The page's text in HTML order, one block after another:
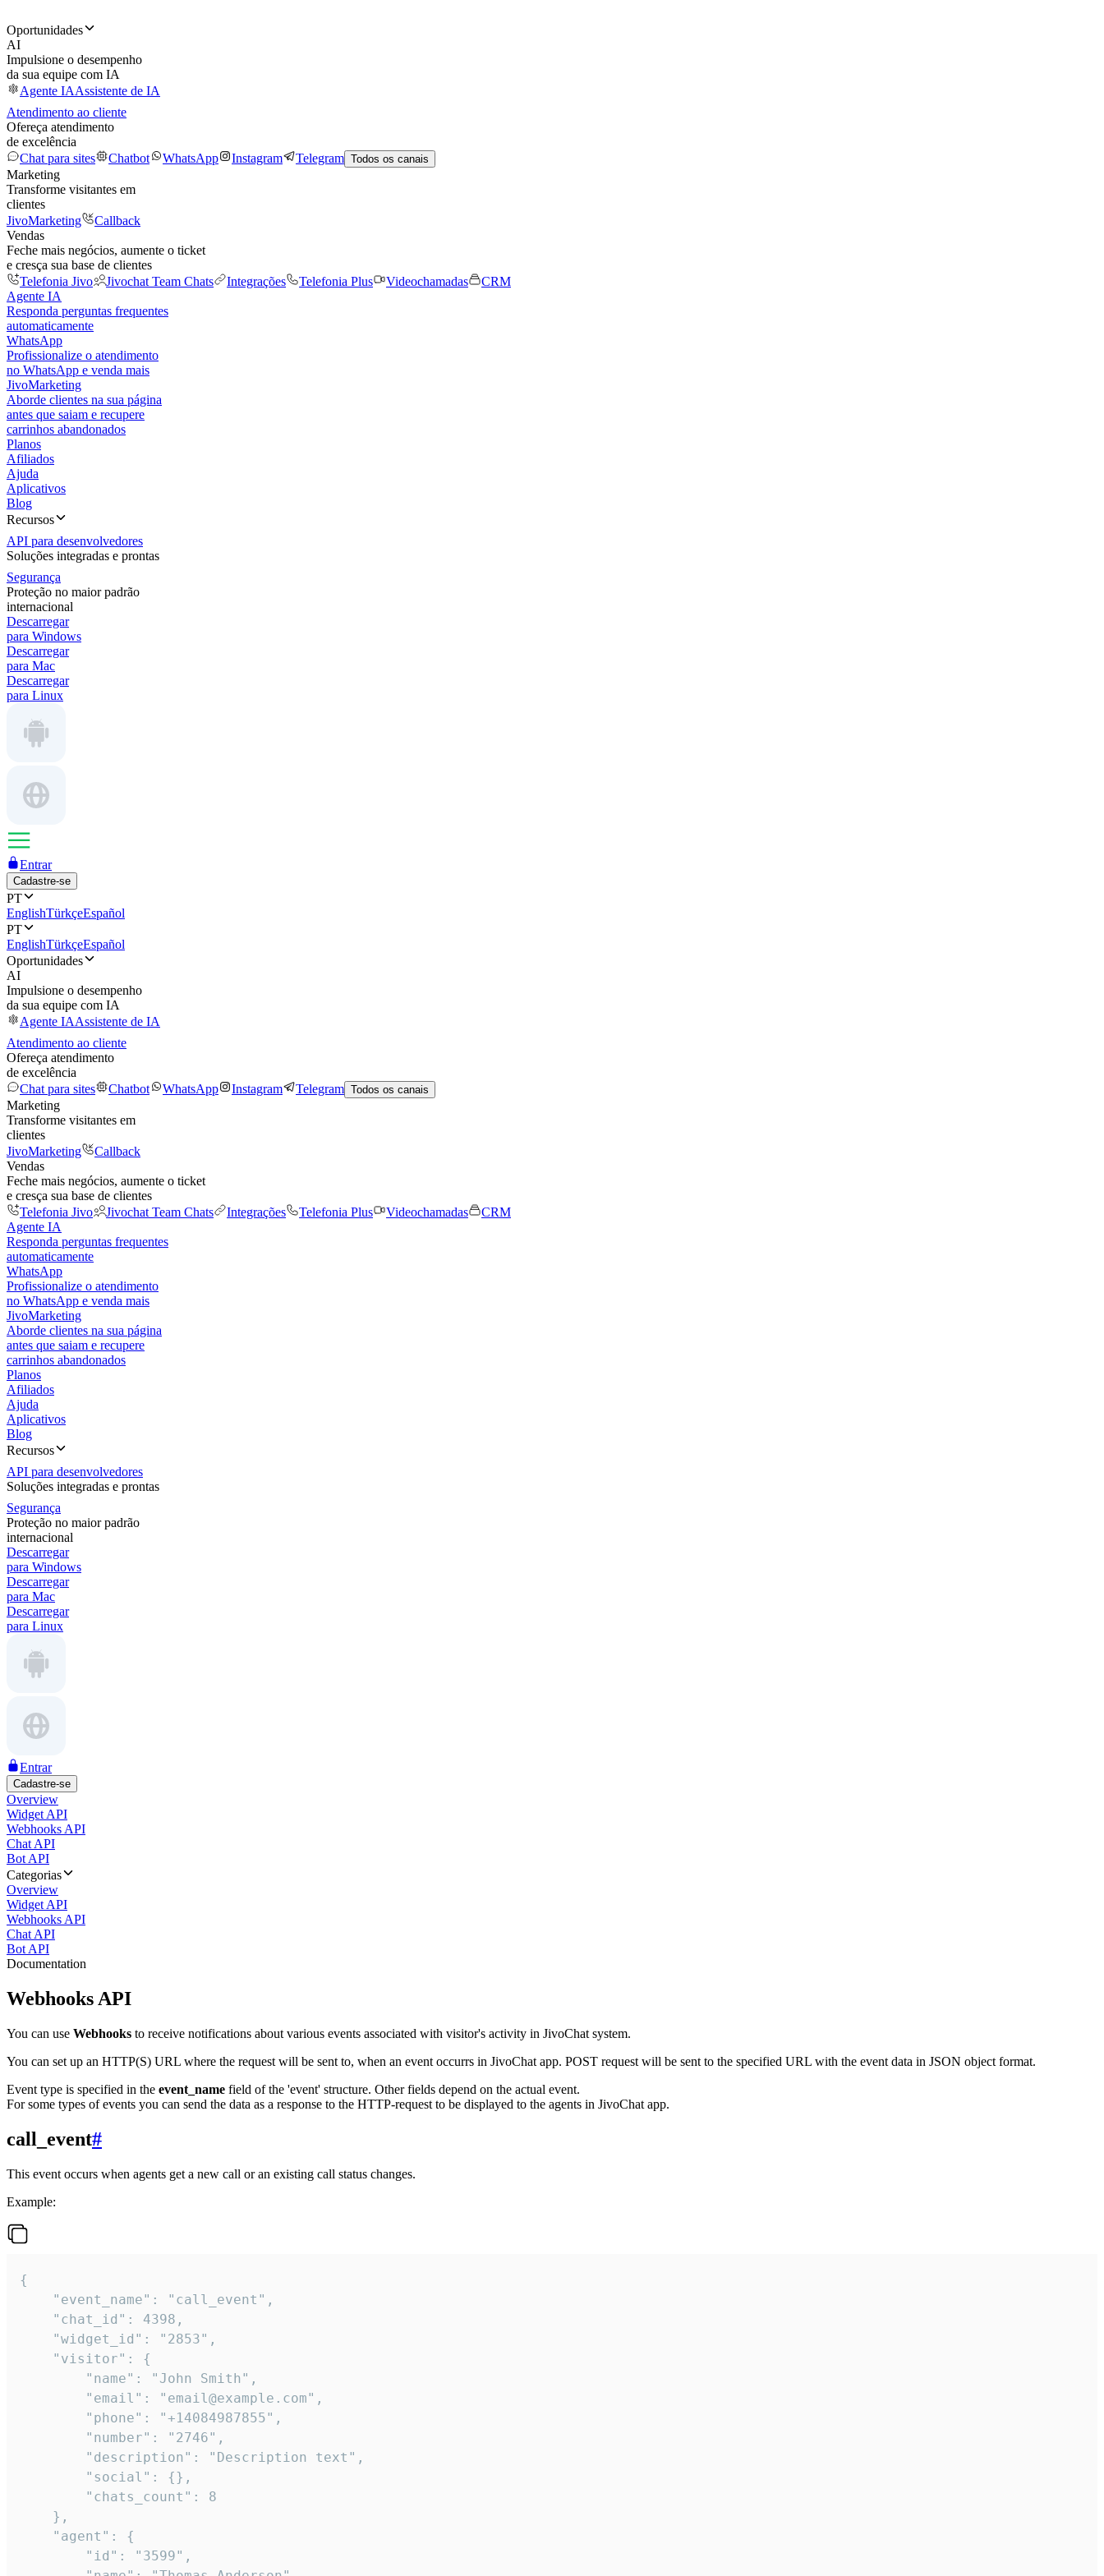
Oportunidades
AI
Impulsione o desempenho
da sua equipe com IA
Agente IAAssistente de IA
Atendimento ao cliente
Ofereça atendimento
de excelência
Chat para sites
Chatbot WhatsApp Instagram Telegram Todos os canais
Marketing
Transforme visitantes em
clientes
JivoMarketing
Callback
Vendas
Feche mais negócios, aumente o ticket
e cresça sua base de clientes
Telefonia Jivo
Jivochat Team Chats Integrações Telefonia Plus Videochamadas
CRM
Agente IA
Responda perguntas frequentes
automaticamente
WhatsApp
Profissionalize o atendimento
no WhatsApp e venda mais
JivoMarketing
Aborde clientes na sua página
antes que saiam e recupere
carrinhos abandonados
Planos
Afiliados
Ajuda
Aplicativos
Blog
Recursos
API para desenvolvedores
Soluções integradas e prontas
Segurança
Proteção no maior padrão
internacional
Descarregar
para Windows
Descarregar
para Mac
Descarregar
para Linux
Entrar
Cadastre-se
PT
EnglishTürkçeEspañol
PT
EnglishTürkçeEspañol
Oportunidades
AI
Impulsione o desempenho
da sua equipe com IA
Agente IAAssistente de IA
Atendimento ao cliente
Ofereça atendimento
de excelência
Chat para sites
Chatbot WhatsApp Instagram Telegram Todos os canais
Marketing
Transforme visitantes em
clientes
JivoMarketing
Callback
Vendas
Feche mais negócios, aumente o ticket
e cresça sua base de clientes
Telefonia Jivo
Jivochat Team Chats Integrações Telefonia Plus Videochamadas
CRM
Agente IA
Responda perguntas frequentes
automaticamente
WhatsApp
Profissionalize o atendimento
no WhatsApp e venda mais
JivoMarketing
Aborde clientes na sua página
antes que saiam e recupere
carrinhos abandonados
Planos
Afiliados
Ajuda
Aplicativos
Blog
Recursos
API para desenvolvedores
Soluções integradas e prontas
Segurança
Proteção no maior padrão
internacional
Descarregar
para Windows
Descarregar
para Mac
Descarregar
para Linux
Entrar
Cadastre-se
Overview
Widget API
Webhooks API
Chat API
Bot API
Categorias
Overview
Widget API
Webhooks API
Chat API
Bot API
Documentation
Webhooks API
You can use Webhooks to receive notifications about various events associated with visitor's activity in JivoChat system.
You can set up an HTTP(S) URL where the request will be sent to, when an event occurrs in JivoChat app. POST request will be sent to the specified URL with the event data in JSON object format.
Event type is specified in the event_name field of the 'event' structure. Other fields depend on the actual event.
For some types of events you can send the data as a response to the HTTP-request to be displayed to the agents in JivoChat app.
call_event#
This event occurs when agents get a new call or an existing call status changes.
Example:
{
    "event_name": "call_event",
    "chat_id": 4398,
    "widget_id": "2853",
    "visitor": {
        "name": "John Smith",
        "email": "email@example.com",
        "phone": "+14084987855",
        "number": "2746",
        "description": "Description text",
        "social": {},
        "chats_count": 8
    },
    "agent": {
        "id": "3599",